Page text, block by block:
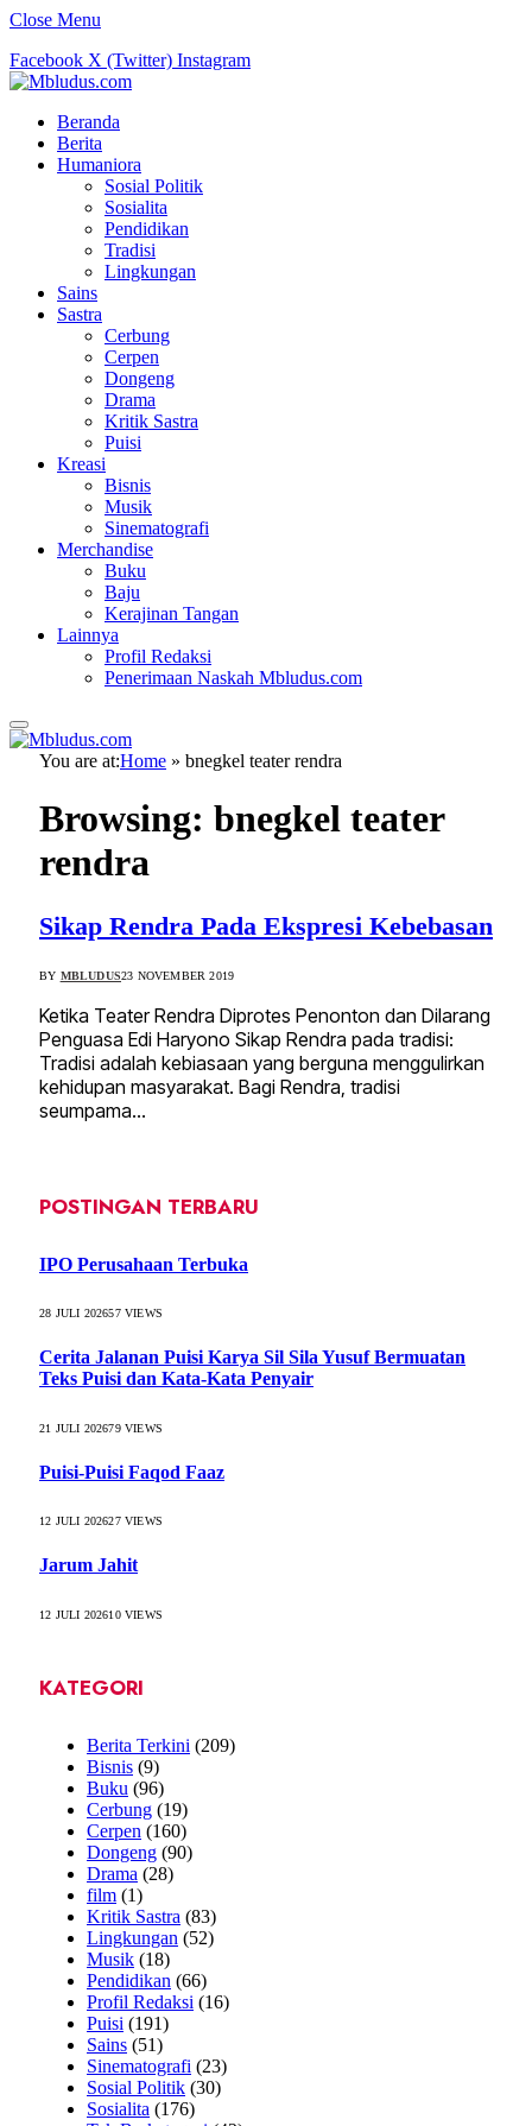
Close Menu
Facebook X (Twitter) Instagram
Beranda
Berita
Humaniora
Sosial Politik
Sosialita
Pendidikan
Tradisi
Lingkungan
Sains
Sastra
Cerbung
Cerpen
Dongeng
Drama
Kritik Sastra
Puisi
Kreasi
Bisnis
Musik
Sinematografi
Merchandise
Buku
Baju
Kerajinan Tangan
Lainnya
Profil Redaksi
Penerimaan Naskah Mbludus.com
You are at:Home » bnegkel teater rendra
Browsing: bnegkel teater
rendra
Sikap Rendra Pada Ekspresi Kebebasan
BY MBLUDUS23 NOVEMBER 2019
Ketika Teater Rendra Diprotes Penonton dan Dilarang
Penguasa Edi Haryono Sikap Rendra pada tradisi:
Tradisi adalah kebiasaan yang berguna menggulirkan
kehidupan masyarakat. Bagi Rendra, tradisi
seumpama…
POSTINGAN TERBARU
IPO Perusahaan Terbuka
28 JULI 202657VIEWS
Cerita Jalanan Puisi Karya Sil Sila Yusuf Bermuatan
Teks Puisi dan Kata-Kata Penyair
21 JULI 202679VIEWS
Puisi-Puisi Faqod Faaz
12 JULI 202627VIEWS
Jarum Jahit
12 JULI 202610VIEWS
KATEGORI
Berita Terkini (209)
Bisnis (9)
Buku (96)
Cerbung (19)
Cerpen (160)
Dongeng (90)
Drama (28)
film (1)
Kritik Sastra (83)
Lingkungan (52)
Musik (18)
Pendidikan (66)
Profil Redaksi (16)
Puisi (191)
Sains (51)
Sinematografi (23)
Sosial Politik (30)
Sosialita (176)